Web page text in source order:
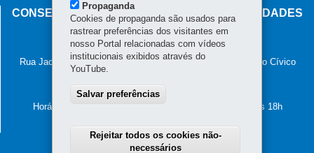
CONSELHO ESTADUAL DE POVOS E COMUNIDADES
TRADICIONAIS
Palácio das Araucárias
Rua Jacy Loureiro de Campos, s/n - 2º Andar - Ala A - Centro Cívico
80530-915
41 4009-3600
Horário de atendimento: das 8h30 às 12h e das 13h30 às 18h
Propaganda
Cookies de propaganda são usados para
rastrear preferências dos visitantes em
nosso Portal relacionadas com vídeos
institucionais exibidos através do
YouTube.
Salvar preferências
Rejeitar todos os cookies não-
necessários